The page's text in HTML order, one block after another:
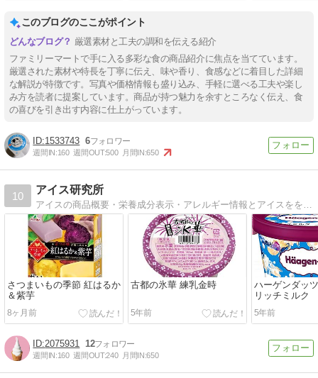
このブログのここがポイント
厳選素材と工夫の調和を伝える紹介
ファミリーマートで手に入る多彩な食の商品紹介に焦点を当てています。
厳選された素材や特長を丁寧に伝え、味や香り、食感などに着目した詳細
な解説が特徴です。写真や価格情報も盛り込み、手軽に選べる工夫や楽し
み方を読者に提案しています。商品が持つ魅力を余すところなく伝え、食
の喜びを引き出す内容に仕上がっています。
1533743 6
週間IN:160 週間OUT:500 月間IN:650
10
アイス研究所
さつまいもの季節 紅はるか
＆紫芋
8ヶ月前
古都の氷華 練乳金時
5年前
ハーゲンダッ
リッチミルク
5年前
2075931 12
週間IN:160 週間OUT:240 月間IN:650